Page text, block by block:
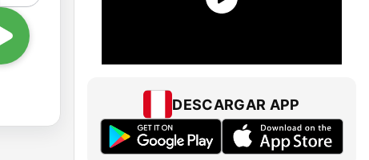
DESCARGAR APP